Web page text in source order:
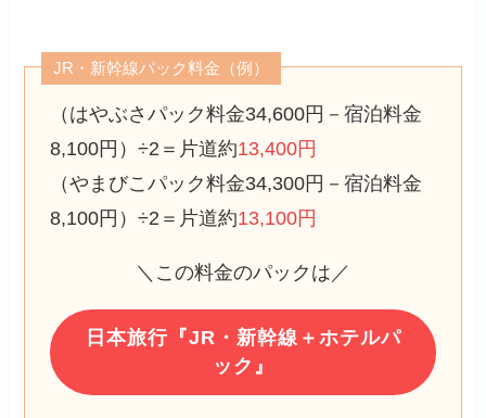
JR・新幹線パック料金（例）
（はやぶさパック料金34,600円－宿泊料金
8,100円）÷2＝片道約13,400円
（やまびこパック料金34,300円－宿泊料金
8,100円）÷2＝片道約13,100円
＼この料金のパックは／
日本旅行『JR・新幹線＋ホテルパ
ック』